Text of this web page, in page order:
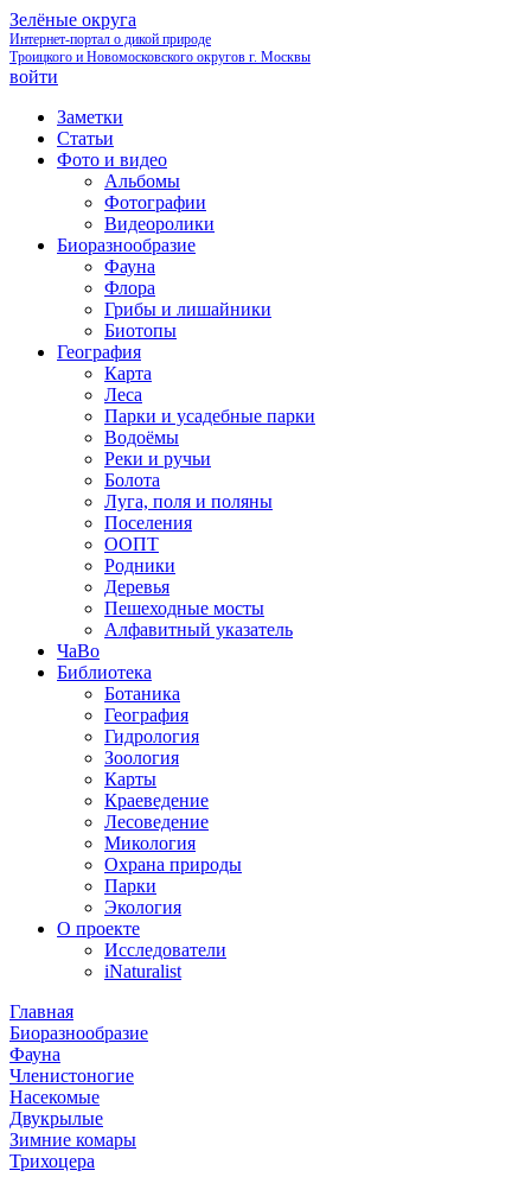
Зелёные округа
Интернет-портал о дикой природе
Троицкого и Новомосковского округов г. Москвы
войти
Заметки
Статьи
Фото и видео
Альбомы
Фотографии
Видеоролики
Биоразнообразие
Фауна
Флора
Грибы и лишайники
Биотопы
География
Карта
Леса
Парки и усадебные парки
Водоёмы
Реки и ручьи
Болота
Луга, поля и поляны
Поселения
ООПТ
Родники
Деревья
Пешеходные мосты
Алфавитный указатель
ЧаВо
Библиотека
Ботаника
География
Гидрология
Зоология
Карты
Краеведение
Лесоведение
Микология
Охрана природы
Парки
Экология
О проекте
Исследователи
iNaturalist
Главная
Биоразнообразие
Фауна
Членистоногие
Насекомые
Двукрылые
Зимние комары
Трихоцера